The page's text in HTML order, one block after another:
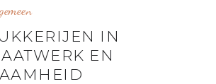
IN
EN